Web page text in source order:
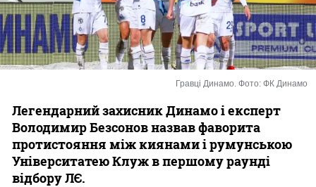
Казино
Гравці Динамо. Фото: ФК Динамо
Легендарний захисник Динамо і експерт
Володимир Безсонов назвав фаворита
протистояння між киянами і румунською
Університатею Клуж в першому раунді
відбору ЛЄ.